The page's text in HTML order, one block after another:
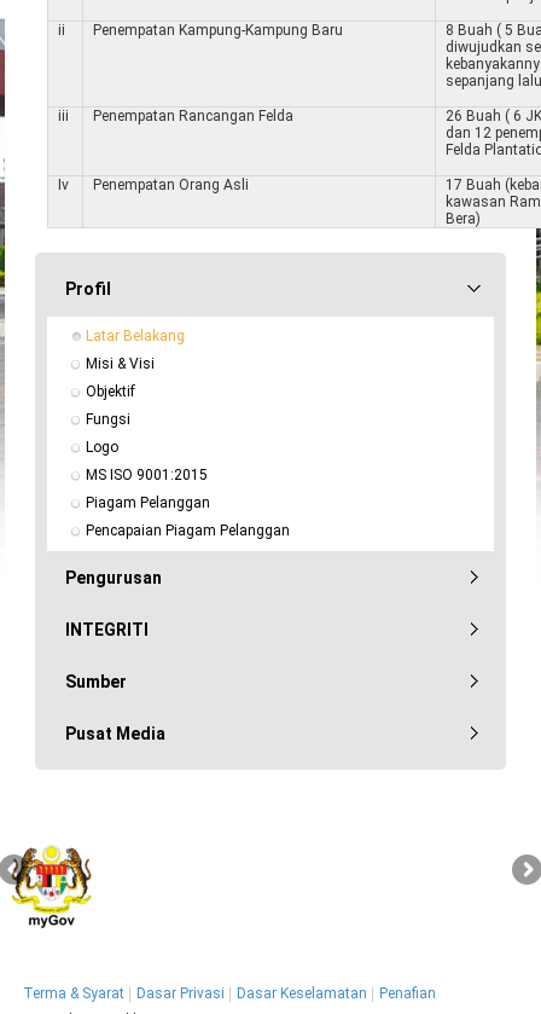
ii Penempatan Kampung-Kampung Baru
8 Buah ( 5
diwujudkan
sepanjang
iii Penempatan Rancangan Felda
26 Buah ( 6
dan 12
Felda
Iv Penempatan Orang Asli
17 Buah
kawasan
Bera)
Profil
Latar Belakang
Misi & Visi
Objektif
Fungsi
Logo
MS ISO 9001:2015
Piagam Pelanggan
Pencapaian Piagam Pelanggan
Pengurusan
INTEGRITI
Sumber
Pusat Media
Terma & Syarat Dasar Privasi Dasar Keselamatan
Penafian